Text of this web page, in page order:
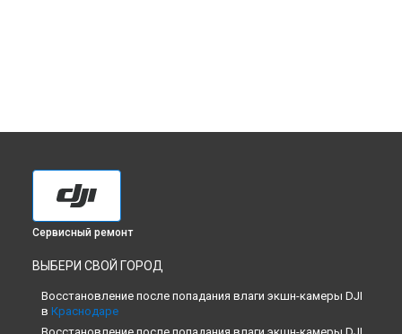
Сервисный ремонт
ВЫБЕРИ СВОЙ ГОРОД
Восстановление после попадания влаги экшн-камеры DJI
в Краснодаре